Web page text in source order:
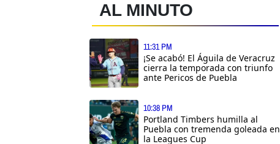
AL MINUTO
11:31 PM
¡Se acabó! El Águila de Veracruz
cierra la temporada con triunfo
ante Pericos de Puebla
10:38 PM
Portland Timbers humilla al
Puebla con tremenda goleada en
la Leagues Cup